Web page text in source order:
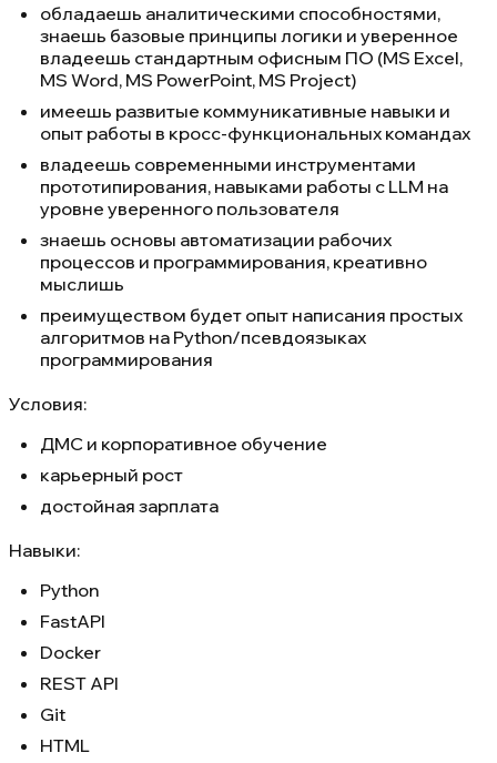
обладаешь аналитическими способностями,
знаешь базовые принципы логики и уверенное
владеешь стандартным офисным ПО (MS Excel,
MS Word, MS PowerPoint, MS Project)
имеешь развитые коммуникативные навыки и
опыт работы в кросс-функциональных командах
владеешь современными инструментами
прототипирования, навыками работы с LLM на
уровне уверенного пользователя
знаешь основы автоматизации рабочих
процессов и программирования, креативно
мыслишь
преимуществом будет опыт написания простых
алгоритмов на Python/псевдоязыках
программирования
Условия:
ДМС и корпоративное обучение
карьерный рост
достойная зарплата
Навыки:
Python
FastAPI
Docker
REST API
Git
HTML